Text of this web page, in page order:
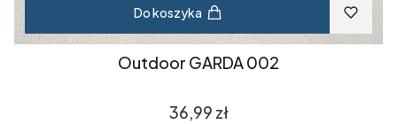
Do koszyka
Outdoor GARDA 002
Cena
36,99 zł